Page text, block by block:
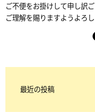
ご不便をお掛けして申し訳
ご理解を賜りますようよろ
最近の投稿